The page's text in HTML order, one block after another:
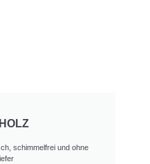
schimmelfrei und ohne